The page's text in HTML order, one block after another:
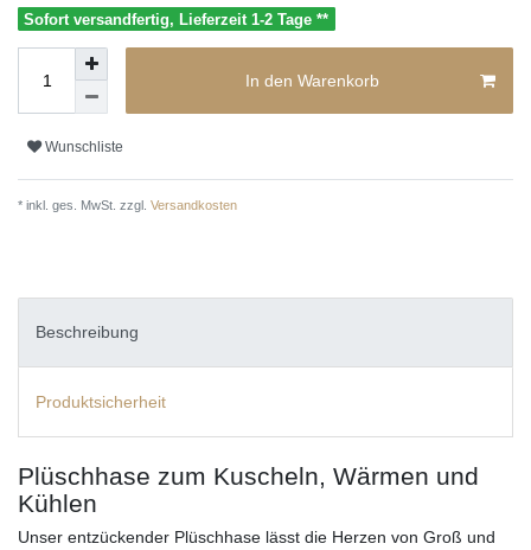
Sofort versandfertig, Lieferzeit 1-2 Tage **
In den Warenkorb
Wunschliste
* inkl. ges. MwSt. zzgl. Versandkosten
Beschreibung
Produktsicherheit
Plüschhase zum Kuscheln, Wärmen und
Kühlen
Unser entzückender Plüschhase lässt die Herzen von Groß und